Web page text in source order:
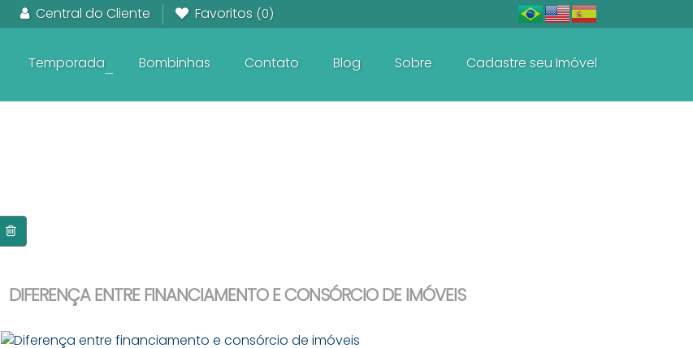
Central do Cliente Favoritos (0)
Cadastre seu Imóvel
Sobre
Blog
Contato
Bombinhas
Temporada
DIFERENÇA ENTRE FINANCIAMENTO E CONSÓRCIO DE IMÓVEIS